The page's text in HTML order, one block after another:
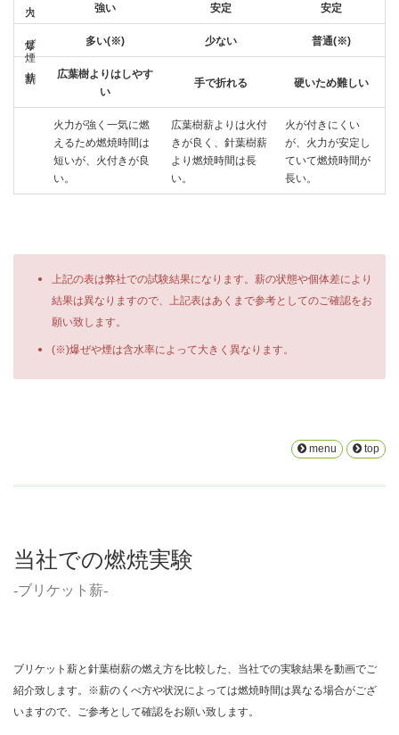
強い 安定 安定
爆ぜ・煙 多い(※) 少ない 普通(※)
薪割り
広葉樹よりはしやす
い
手で折れる 硬いため難しい
火力が強く一気に燃
えるため燃焼時間は
短いが、火付きが良
い。
広葉樹薪よりは火付
きが良く、針葉樹薪
より燃焼時間は長
い。
火が付きにくい
が、火力が安定し
ていて燃焼時間が
長い。
上記の表は弊社での試験結果になります。薪の状態や個体差により
結果は異なりますので、上記表はあくまで参考としてのご確認をお
願い致します。
(※)爆ぜや煙は含水率によって大きく異なります。
menu top
当社での燃焼実験
-ブリケット薪-
ブリケット薪と針葉樹薪の燃え方を比較した、当社での実験結果を動画でご
紹介致します。※薪のくべ方や状況によっては燃焼時間は異なる場合がござ
いますので、ご参考として確認をお願い致します。